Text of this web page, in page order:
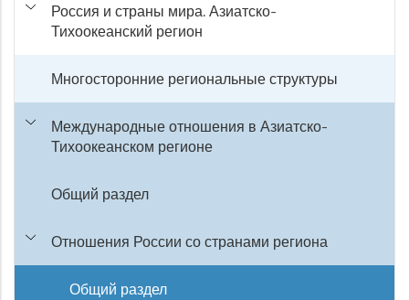
Россия и страны мира. Азиатско-
Тихоокеанский регион
Многосторонние региональные структуры
Международные отношения в Азиатско-
Тихоокеанском регионе
Общий раздел
Отношения России со странами региона
Общий раздел